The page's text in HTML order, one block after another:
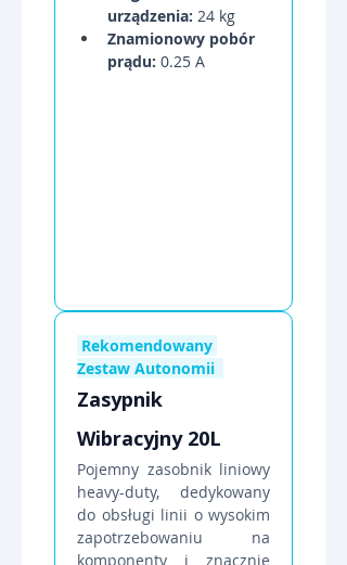
urządzenia: 24 kg
Znamionowy pobór
prądu: 0.25 A
Rekomendowany
Zestaw Autonomii
Zasypnik
Wibracyjny 20L
Pojemny zasobnik liniowy
heavy-duty, dedykowany
do obsługi linii o wysokim
zapotrzebowaniu na
komponenty i znacznie